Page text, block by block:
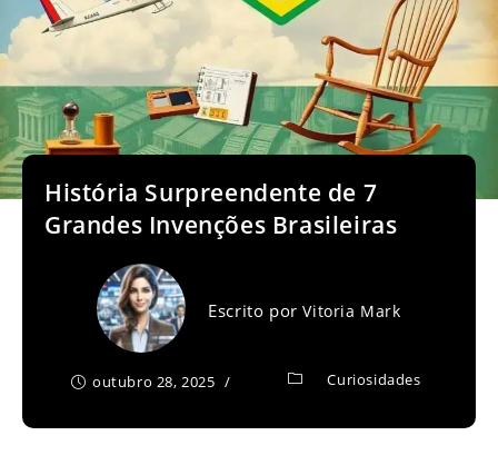
História Surpreendente de 7
Grandes Invenções Brasileiras
Escrito porVitoria Mark
outubro 28, 2025 Curiosidades